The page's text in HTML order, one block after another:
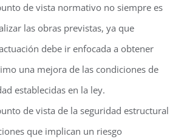
de vista normativo no siempre es
las obras previstas, ya que
debe ir enfocada a obtener
una mejora de las condiciones de
establecidas en la ley.
de vista de la seguridad estructural
que implican un riesgo